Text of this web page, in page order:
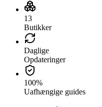
13
Butikker
Daglige
Opdateringer
100%
Uafhængige guides